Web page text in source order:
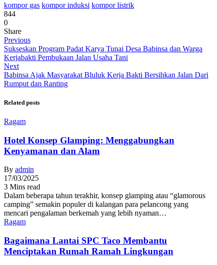
kompor gas kompor induksi kompor listrik
844
0
Share
Previous
Sukseskan Program Padat Karya Tunai Desa Babinsa dan Warga
Kerjabakti Pembukaan Jalan Usaha Tani
Next
Babinsa Ajak Masyarakat Bluluk Kerja Bakti Bersihkan Jalan Dari
Rumput dan Ranting
Related posts
Ragam
Hotel Konsep Glamping: Menggabungkan
Kenyamanan dan Alam
By admin
17/03/2025
3 Mins read
Dalam beberapa tahun terakhir, konsep glamping atau “glamorous
camping” semakin populer di kalangan para pelancong yang
mencari pengalaman berkemah yang lebih nyaman…
Ragam
Bagaimana Lantai SPC Taco Membantu
Menciptakan Rumah Ramah Lingkungan